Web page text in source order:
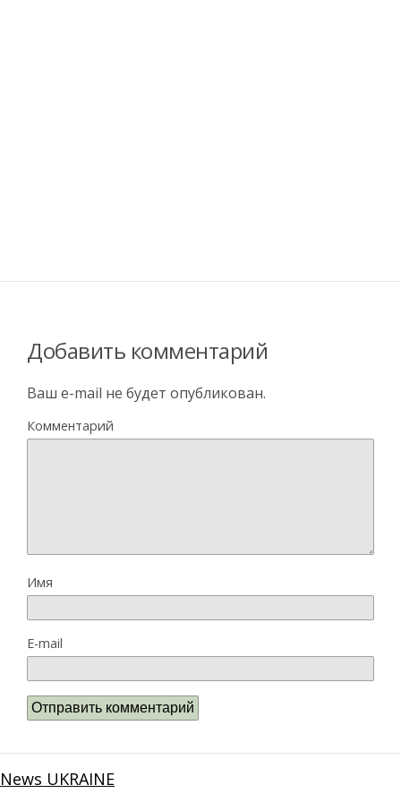
Добавить комментарий
Ваш e-mail не будет опубликован.
Комментарий
Имя
E-mail
News UKRAINE